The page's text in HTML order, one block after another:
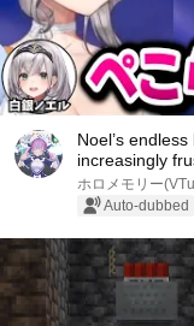
Noel’s
increasingly
...
ホロメモリー
Auto-dubbed